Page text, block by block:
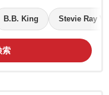
B.B. King Stevie Ray
索